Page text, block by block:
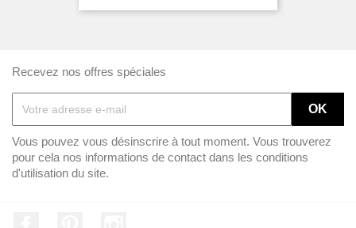
Recevez nos offres spéciales
Vous pouvez vous désinscrire à tout moment. Vous trouverez
pour cela nos informations de contact dans les conditions
d'utilisation du site.